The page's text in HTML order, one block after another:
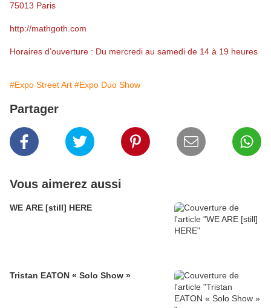
75013 Paris
http://mathgoth.com
Horaires d’ouverture : Du mercredi au samedi de 14 à 19 heures
#Expo Street Art #Expo Duo Show
Partager
Vous aimerez aussi
WE ARE [still] HERE
Tristan EATON « Solo Show »